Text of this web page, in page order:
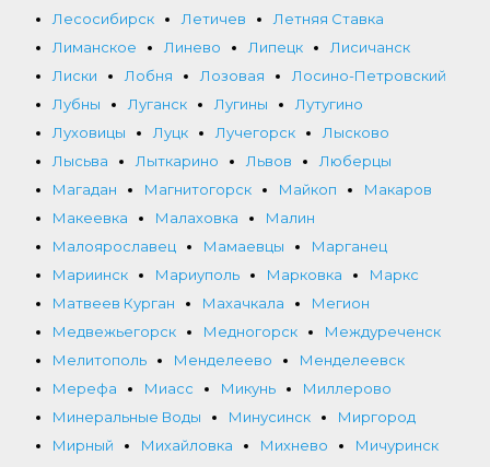
Лесосибирск
Летичев
Летняя Ставка
Лиманское
Линево Липецк
Лисичанск
Лиски
Лобня Лозовая
Лосино-Петровский
Лубны
Луганск Лугины
Лутугино
Луховицы
Луцк Лучегорск
Лысково
Лысьва
Лыткарино Львов
Люберцы
Магадан
Магнитогорск Майкоп
Макаров
Макеевка
Малаховка
Малин
Малоярославец
Мамаевцы
Марганец
Мариинск
Мариуполь Марковка
Маркс
Матвеев Курган
Махачкала
Мегион
Медвежьегорск
Медногорск
Междуреченск
Мелитополь
Менделеево
Менделеевск
Мерефа
Миасс Микунь
Миллерово
Минеральные Воды
Минусинск
Миргород
Мирный
Михайловка Михнево
Мичуринск